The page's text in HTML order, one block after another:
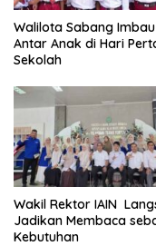
Walilota Sabang
Antar Anak di Hari
Sekolah
Wakil Rektor IAIN
Jadikan Membaca
Kebutuhan